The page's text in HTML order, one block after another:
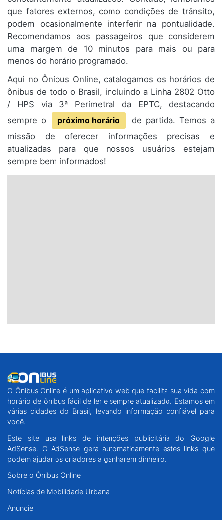
que fatores externos, como condições de trânsito,
podem ocasionalmente interferir na pontualidade.
Recomendamos aos passageiros que considerem
uma margem de 10 minutos para mais ou para
menos do horário programado.
Aqui no Ônibus Online, catalogamos os horários de
ônibus de todo o Brasil, incluindo a Linha 2802 Otto
/ HPS via 3ª Perimetral da EPTC, destacando
sempre o
próximo horário
de partida. Temos a
missão de oferecer informações precisas e
atualizadas para que nossos usuários estejam
sempre bem informados!
O Ônibus Online é um aplicativo web que facilita sua vida com
horário de ônibus fácil de ler e sempre atualizado. Estamos em
várias cidades do Brasil, levando informação confiável para
você.
Este site usa links de intenções publicitária do Google
AdSense. O AdSense gera automaticamente estes links que
podem ajudar os criadores a ganharem dinheiro.
Sobre o Ônibus Online
Notícias de Mobilidade Urbana
Anuncie